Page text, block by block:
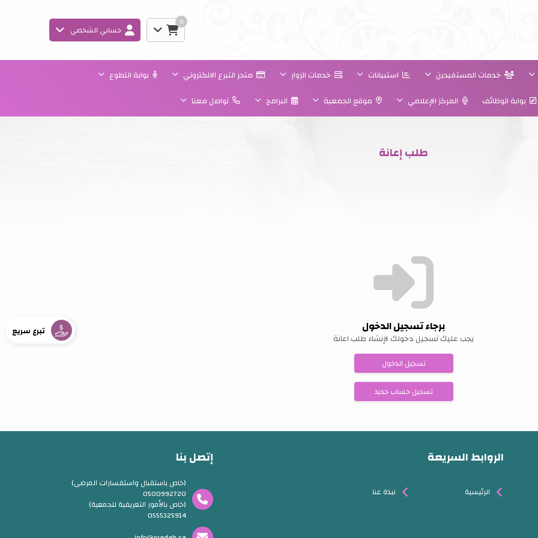
0
حسابي الشخصي
خدمات المستفيدين استبيانات خدمات الزوار متجر التبرع الالكتروني
بوابة التطوع
بوابة الوظائف المركز الإعلامي موقع الجمعية البرامج تواصل معنا
طلب إعانة
برجاء تسجيل الدخول
يجب عليك تسجيل دخولك لإنشاء طلب اعانة
تسجيل الدخول
تسجيل حساب جديد
الروابط السريعة
الرئيسية نبذة عنا
إتصل بنا
(خاص باستقبال واستفسارات المرضى)
0500992720
(خاص بالأمور التعريفية للجمعية)
0555325914
تبرع سريع